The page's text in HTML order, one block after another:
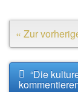
« Zur
“Die